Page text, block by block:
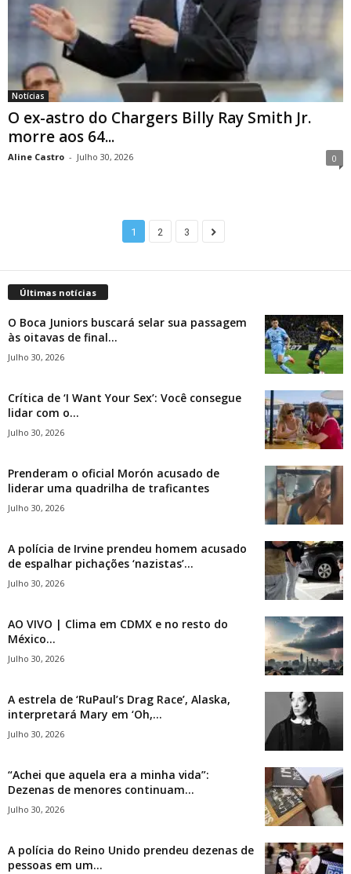
Notícias
O ex-astro do Chargers Billy Ray Smith Jr.
morre aos 64...
Aline Castro - Julho 30, 2026 0
1 2 3
Últimas notícias
O Boca Juniors buscará selar sua passagem
às oitavas de final...
Julho 30, 2026
Crítica de ‘I Want Your Sex’: Você consegue
lidar com o...
Julho 30, 2026
Prenderam o oficial Morón acusado de
liderar uma quadrilha de traficantes
Julho 30, 2026
A polícia de Irvine prendeu homem acusado
de espalhar pichações ‘nazistas’...
Julho 30, 2026
AO VIVO | Clima em CDMX e no resto do
México...
Julho 30, 2026
A estrela de ‘RuPaul’s Drag Race’, Alaska,
interpretará Mary em ‘Oh,...
Julho 30, 2026
“Achei que aquela era a minha vida”:
Dezenas de menores continuam...
Julho 30, 2026
A polícia do Reino Unido prendeu dezenas de
pessoas em um...